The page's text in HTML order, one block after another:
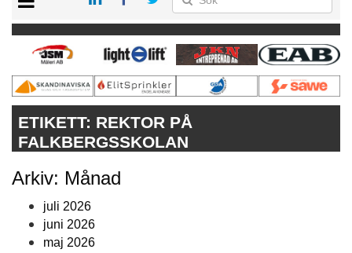
PRENUMERERA
VÅRA ANDRA MAGASIN
ANNONSERA
KONTAKT
ETIKETT: REKTOR PÅ
FALKBERGSSKOLAN
Arkiv: Månad
juli 2026
juni 2026
maj 2026